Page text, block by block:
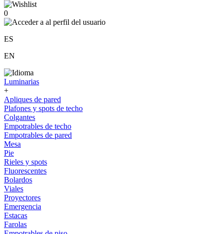
0
ES
EN
Luminarias
+
Apliques de pared
Plafones y spots de techo
Colgantes
Empotrables de techo
Empotrables de pared
Mesa
Pie
Rieles y spots
Fluorescentes
Bolardos
Viales
Proyectores
Emergencia
Estacas
Farolas